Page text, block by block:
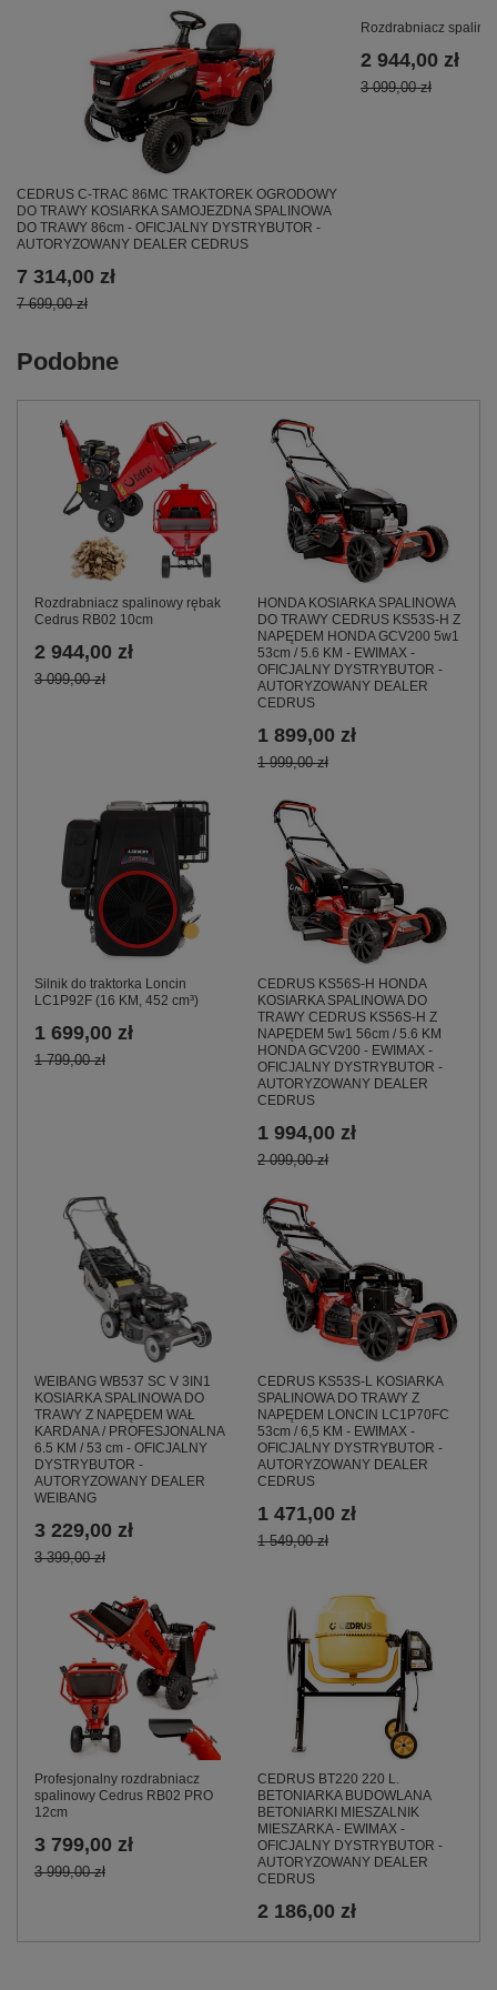
CEDRUS C-TRAC 86MC TRAKTOREK OGRODOWY
DO TRAWY KOSIARKA SAMOJEZDNA SPALINOWA
DO TRAWY 86cm - OFICJALNY DYSTRYBUTOR -
AUTORYZOWANY DEALER CEDRUS
7 314,00 zł
7 699,00 zł
Rozdrabniacz
2 944,00 zł
3 099,00 zł
Podobne
Rozdrabniacz spalinowy rębak
Cedrus RB02 10cm
2 944,00 zł
3 099,00 zł
HONDA KOSIARKA SPALINOWA
DO TRAWY CEDRUS KS53S-H Z
NAPĘDEM HONDA GCV200 5w1
53cm / 5.6 KM - EWIMAX -
OFICJALNY DYSTRYBUTOR -
AUTORYZOWANY DEALER
CEDRUS
1 899,00 zł
1 999,00 zł
Silnik do traktorka Loncin
LC1P92F (16 KM, 452 cm³)
1 699,00 zł
1 799,00 zł
CEDRUS KS56S-H HONDA
KOSIARKA SPALINOWA DO
TRAWY CEDRUS KS56S-H Z
NAPĘDEM 5w1 56cm / 5.6 KM
HONDA GCV200 - EWIMAX -
OFICJALNY DYSTRYBUTOR -
AUTORYZOWANY DEALER
CEDRUS
1 994,00 zł
2 099,00 zł
WEIBANG WB537 SC V 3IN1
KOSIARKA SPALINOWA DO
TRAWY Z NAPĘDEM WAŁ
KARDANA / PROFESJONALNA
6.5 KM / 53 cm - OFICJALNY
DYSTRYBUTOR -
AUTORYZOWANY DEALER
WEIBANG
3 229,00 zł
3 399,00 zł
CEDRUS KS53S-L KOSIARKA
SPALINOWA DO TRAWY Z
NAPĘDEM LONCIN LC1P70FC
53cm / 6,5 KM - EWIMAX -
OFICJALNY DYSTRYBUTOR -
AUTORYZOWANY DEALER
CEDRUS
1 471,00 zł
1 549,00 zł
Profesjonalny rozdrabniacz
spalinowy Cedrus RB02 PRO
12cm
3 799,00 zł
3 999,00 zł
CEDRUS BT220 220 L.
BETONIARKA BUDOWLANA
BETONIARKI MIESZALNIK
MIESZARKA - EWIMAX -
OFICJALNY DYSTRYBUTOR -
AUTORYZOWANY DEALER
CEDRUS
2 186,00 zł